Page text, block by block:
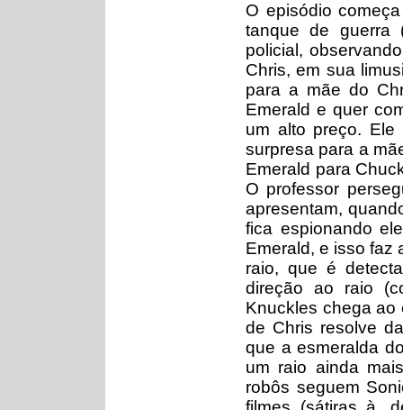
O episódio
tanque de guerra
policial,
Chris, em sua
para a mãe do
Emerald e quer
um alto preço.
surpresa para a
Emerald para
O professor
apresentam,
fica espionando
Emerald, e isso faz
raio, que é
direção ao raio
Knuckles chega ao
de Chris resolve
que a esmeralda
um raio ainda
robôs seguem